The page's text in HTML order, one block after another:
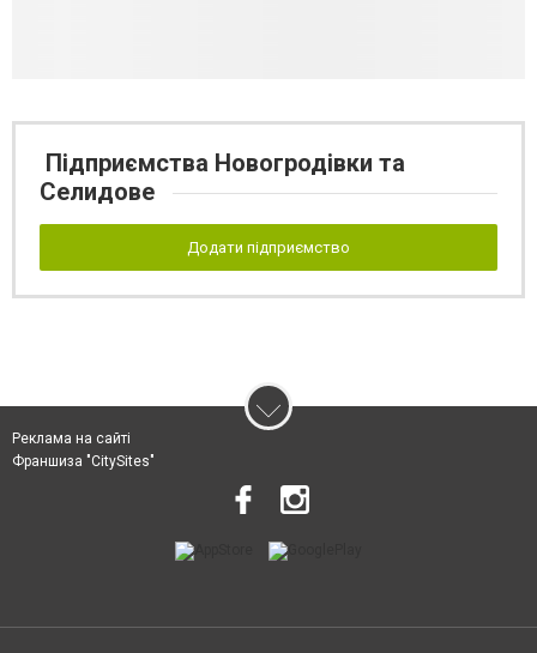
Підприємства Новогродівки та
Селидове
Додати підприємство
Реклама на сайті
Франшиза "CitySites"